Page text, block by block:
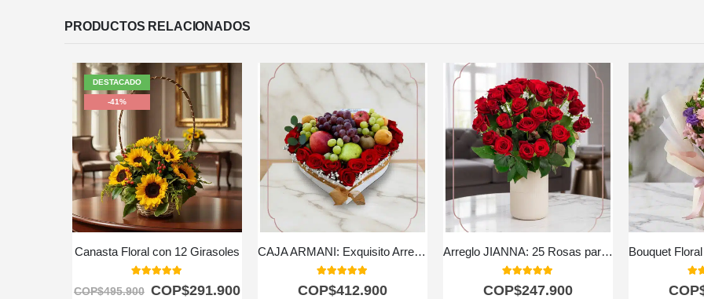
PRODUCTOS RELACIONADOS
DESTACADO
-41%
Canasta Floral con 12 Girasoles
out of 5
COP$495.900 COP$291.900
CAJA ARMANI: Exquisito Arreglo de Frutas y Rosas Rojas en Corazón 🌹
5.00
COP$412.900
Arreglo JIANNA: 25 Rosas para un Regalo Inolvidable 🌹
5.00
COP$247.900 5.00